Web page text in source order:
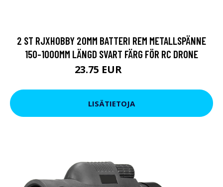
2 ST RJXHOBBY 20MM BATTERI REM METALLSPÄNNE
150-1000MM LÄNGD SVART FÄRG FÖR RC DRONE
23.75 EUR
LISÄTIETOJA